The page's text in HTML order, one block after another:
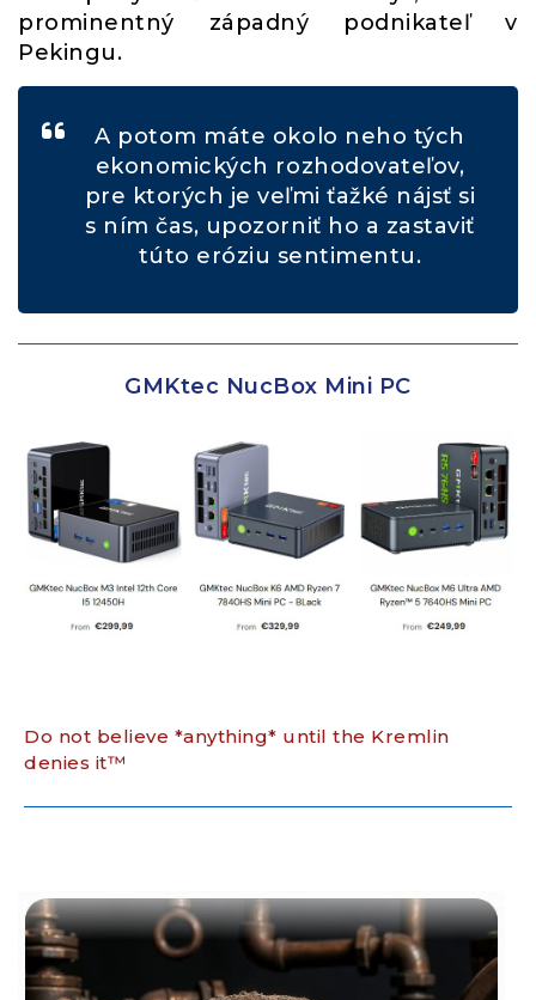
prominentný západný podnikateľ v
Pekingu.
A potom máte okolo neho tých
ekonomických rozhodovateľov,
pre ktorých je veľmi ťažké nájsť si
s ním čas, upozorniť ho a zastaviť
túto eróziu sentimentu.
GMKtec NucBox Mini PC
Do not believe *anything* until the Kremlin
denies it™